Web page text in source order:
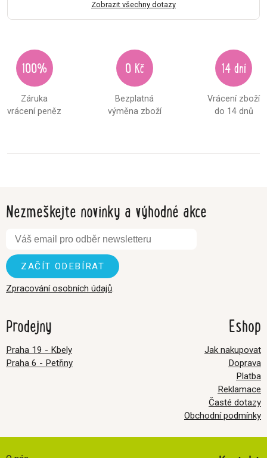
Zobrazit všechny dotazy
100%
Záruka
vrácení peněz
0 Kč
Bezplatná
výměna zboží
14 dní
Vrácení zboží
do 14 dnů
Nezmeškejte novinky a výhodné akce
Zpracování osobních údajů.
Prodejny
Praha 19 - Kbely
Praha 6 - Petřiny
Eshop
Jak nakupovat
Doprava
Platba
Reklamace
Časté dotazy
Obchodní podmínky